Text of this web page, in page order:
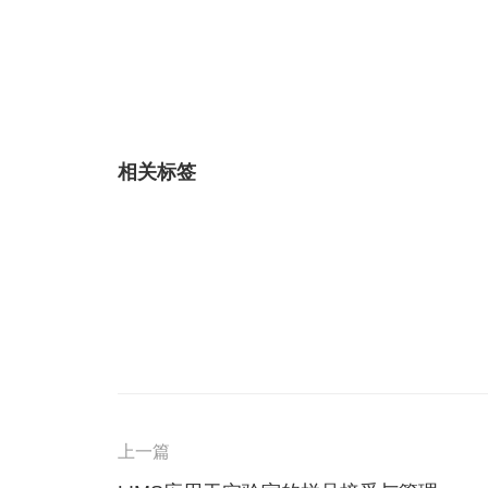
相关标签
上一篇